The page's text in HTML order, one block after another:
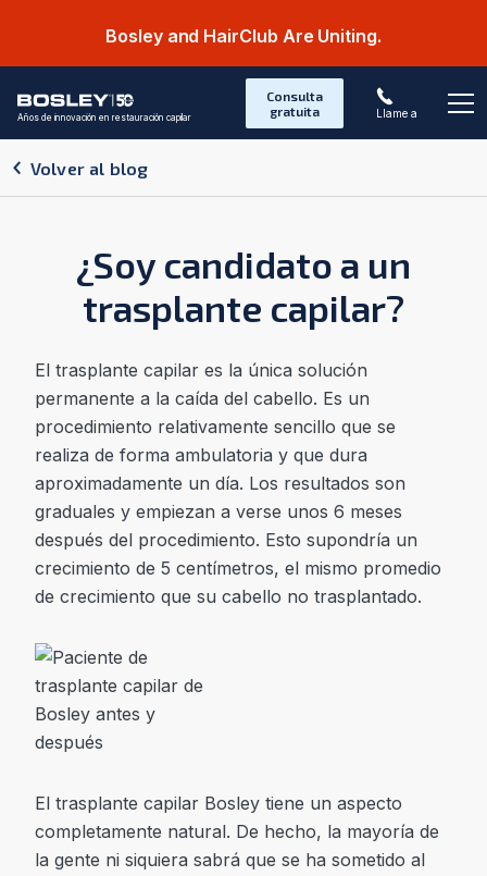
Bosley and HairClub Are Uniting.
Años de innovación en restauración capilar
Consulta
gratuita
Llame a
Volver al blog
¿Soy candidato a un
trasplante capilar?
El trasplante capilar es la única solución
permanente a la caída del cabello. Es un
procedimiento relativamente sencillo que se
realiza de forma ambulatoria y que dura
aproximadamente un día. Los resultados son
graduales y empiezan a verse unos 6 meses
después del procedimiento. Esto supondría un
crecimiento de 5 centímetros, el mismo promedio
de crecimiento que su cabello no trasplantado.
El trasplante capilar Bosley tiene un aspecto
completamente natural. De hecho, la mayoría de
la gente ni siquiera sabrá que se ha sometido al